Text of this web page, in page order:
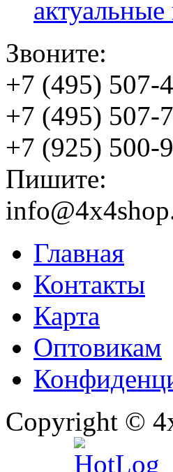
Звоните:
+7 (495) 507-
+7 (495) 507-
+7 (925) 500-
Пишите:
Главная
Контакты
Карта
Оптовикам
Copyright ©